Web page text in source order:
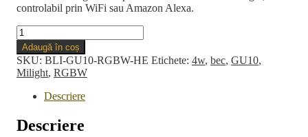
controlabil prin WiFi sau Amazon Alexa.
Cantitate
Bec
LED
Inteligent
GU10
RGBW
Milight
4W
Adaugă în coș
SKU: BLI-GU10-RGBW-HE Etichete: 4w, bec, GU10,
Milight, RGBW
Descriere
Descriere